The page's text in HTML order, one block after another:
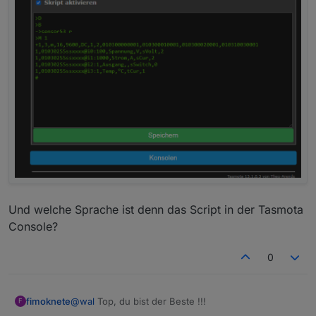
Und welche Sprache ist denn das Script in der Tasmota
Console?
0
F fimoknete@wal Top, du bist der Beste !!!